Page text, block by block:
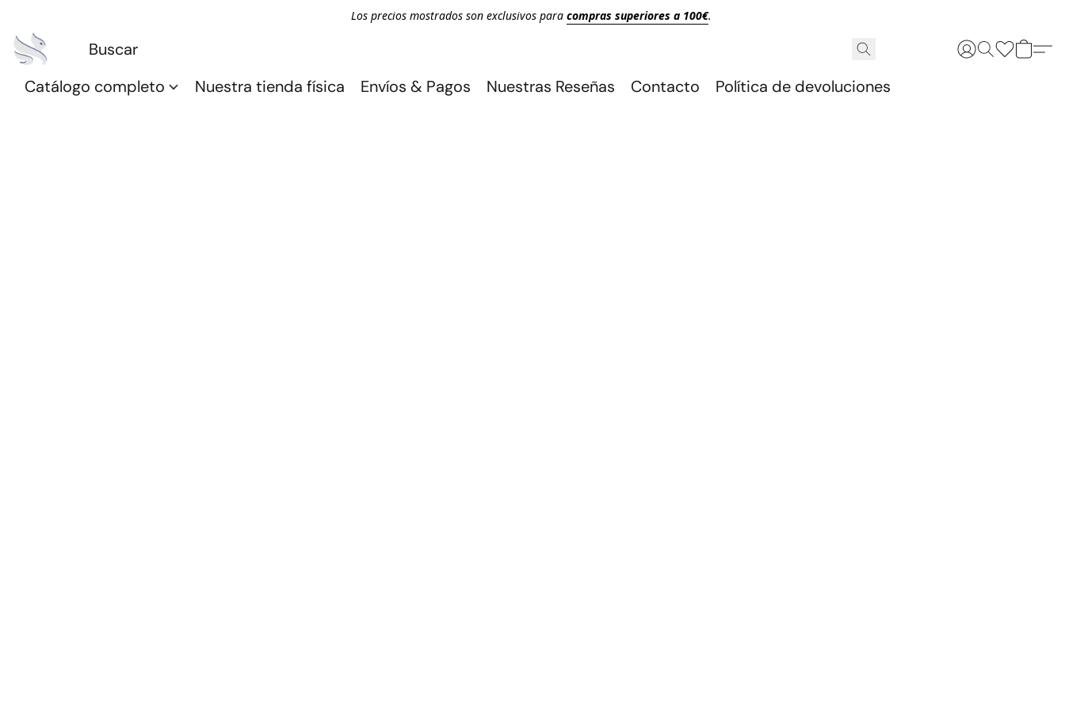
Los precios mostrados son exclusivos para compras superiores a 100€.
Catálogo completo Nuestra tienda física Envíos & Pagos Nuestras Reseñas Contacto Política de devoluciones